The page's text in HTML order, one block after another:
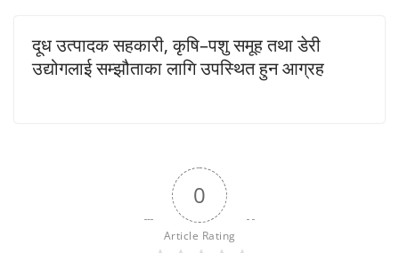
दूध उत्पादक सहकारी, कृषि–पशु समूह तथा डेरी
उद्योगलाई सम्झौताका लागि उपस्थित हुन आग्रह
0
Article Rating